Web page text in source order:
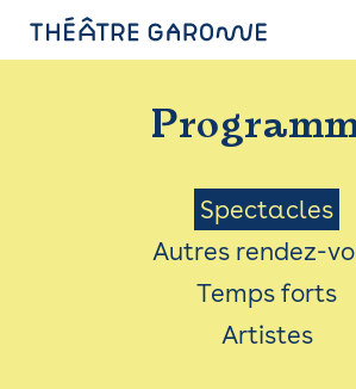
PROGRAMME
INFOS PRATIQUES
AVEC LES PUBLICS
ACCESSIBILITÉ
LES PRODUCTIONS
Menu
Saison
Spectacles
Autres rendez-
Temps forts
Artistes